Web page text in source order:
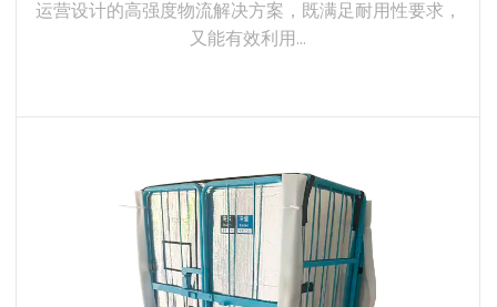
运营设计的高强度物流解决方案，既满足耐用性要求，
又能有效利用...